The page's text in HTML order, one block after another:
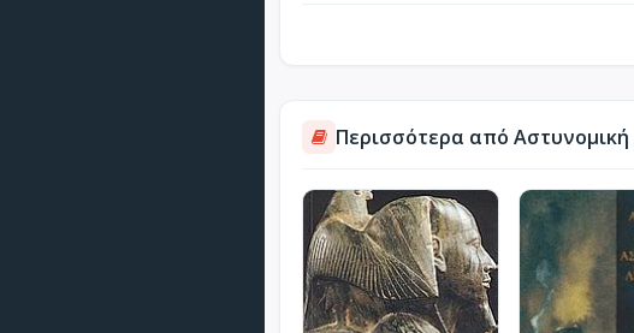
Περισσότερα από Αστυνομική